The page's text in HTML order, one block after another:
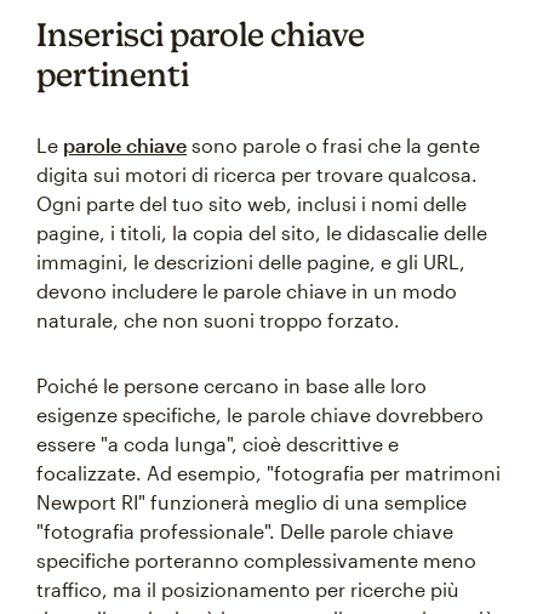
Inserisci parole chiave
pertinenti
Le parole chiave sono parole o frasi che la gente
digita sui motori di ricerca per trovare qualcosa.
Ogni parte del tuo sito web, inclusi i nomi delle
pagine, i titoli, la copia del sito, le didascalie delle
immagini, le descrizioni delle pagine, e gli URL,
devono includere le parole chiave in un modo
naturale, che non suoni troppo forzato.
Poiché le persone cercano in base alle loro
esigenze specifiche, le parole chiave dovrebbero
essere "a coda lunga", cioè descrittive e
focalizzate. Ad esempio, "fotografia per matrimoni
Newport RI" funzionerà meglio di una semplice
"fotografia professionale". Delle parole chiave
specifiche porteranno complessivamente meno
traffico, ma il posizionamento per ricerche più